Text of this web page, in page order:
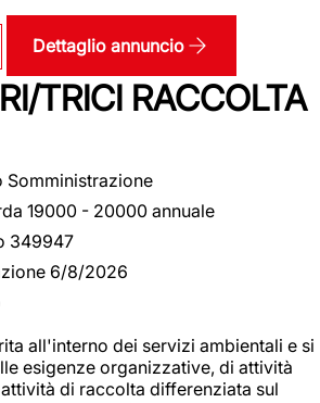
Dettaglio annuncio
TRICI RACCOLTA
Somministrazione
19000 - 20000 annuale
349947
6/8/2026
all'interno dei servizi ambientali e si
esigenze organizzative, di attività
di raccolta differenziata sul